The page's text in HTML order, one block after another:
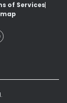
of Services